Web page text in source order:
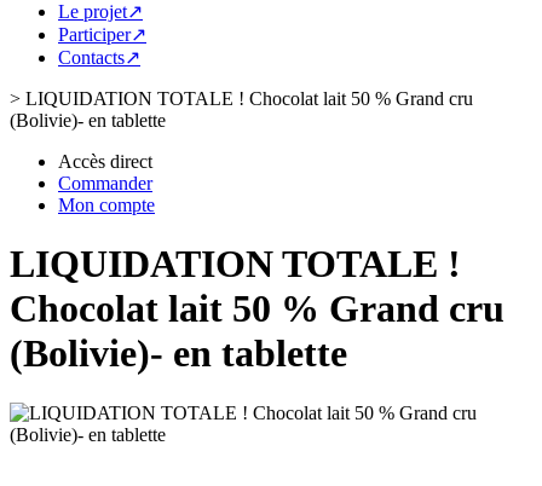
Le projet↗
Participer↗
Contacts↗
> LIQUIDATION TOTALE ! Chocolat lait 50 % Grand cru
(Bolivie)- en tablette
Accès direct
Commander
Mon compte
LIQUIDATION TOTALE !
Chocolat lait 50 % Grand cru
(Bolivie)- en tablette